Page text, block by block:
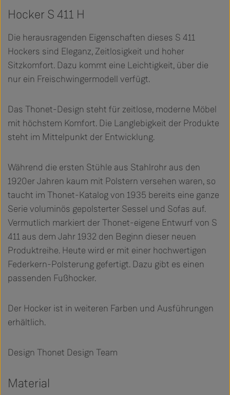
Hocker S 411 H
Die herausragenden Eigenschaften dieses S 411
Hockers sind Eleganz, Zeitlosigkeit und hoher
Sitzkomfort. Dazu kommt eine Leichtigkeit, über die
nur ein Freischwingermodell verfügt.
Das Thonet-Design steht für zeitlose, moderne Möbel
mit höchstem Komfort. Die Langlebigkeit der Produkte
steht im Mittelpunkt der Entwicklung.
Während die ersten Stühle aus Stahlrohr aus den
1920er Jahren kaum mit Polstern versehen waren, so
taucht im Thonet-Katalog von 1935 bereits eine ganze
Serie voluminös gepolsterter Sessel und Sofas auf.
Vermutlich markiert der Thonet-eigene Entwurf von S
411 aus dem Jahr 1932 den Beginn dieser neuen
Produktreihe. Heute wird er mit einer hochwertigen
Federkern-Polsterung gefertigt. Dazu gibt es einen
passenden Fußhocker.
Der Hocker ist in weiteren Farben und Ausführungen
erhältlich.
Design Thonet Design Team
Material